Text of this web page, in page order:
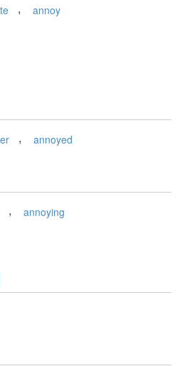
, annoy
, annoyed
, annoying